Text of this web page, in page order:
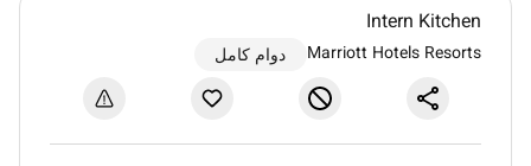
Intern Kitchen
Marriott Hotels Resorts دوام كامل